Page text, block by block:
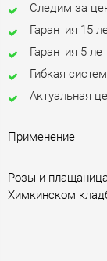
Следим за
Гарантия 15
Гарантия 5
Гибкая
Актуальная
Применение
Розы и
Химкинском